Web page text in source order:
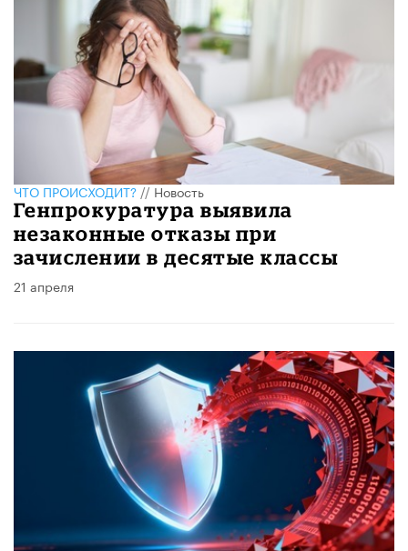
ЧТО ПРОИСХОДИТ?//Новость
Генпрокуратура выявила
незаконные отказы при
зачислении в десятые классы
21 апреля